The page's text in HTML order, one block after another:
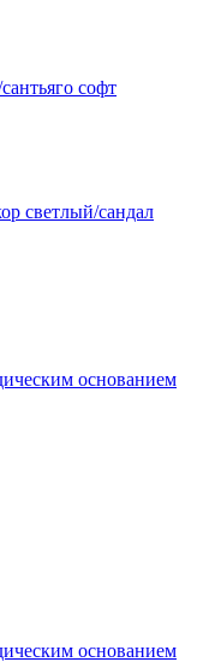
софт
светлый/сандал
основанием
основанием